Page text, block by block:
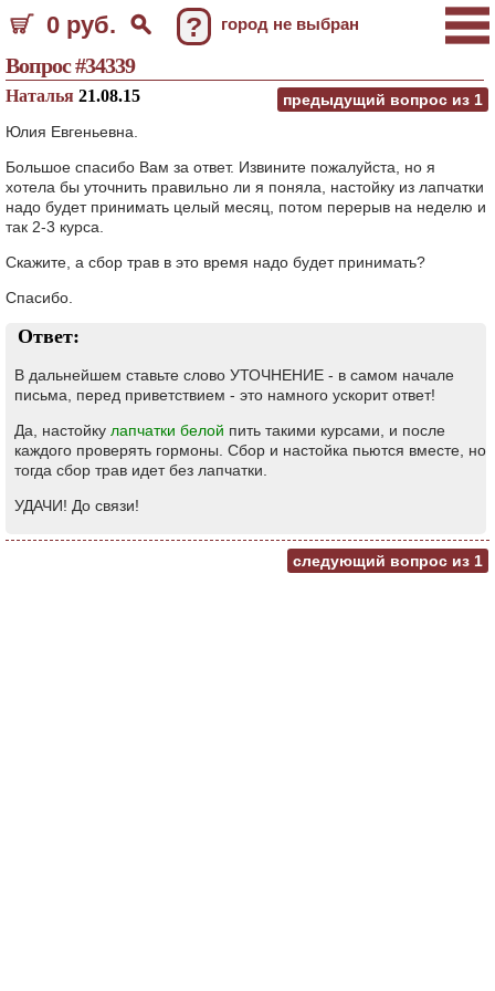
0 руб. ? город не выбран
Вопрос #34339
предыдущий вопрос из 1
Наталья 21.08.15
Юлия Евгеньевна.
Большое спасибо Вам за ответ. Извините пожалуйста, но я
хотела бы уточнить правильно ли я поняла, настойку из лапчатки
надо будет принимать целый месяц, потом перерыв на неделю и
так 2-3 курса.
Скажите, а сбор трав в это время надо будет принимать?
Спасибо.
Ответ:
В дальнейшем ставьте слово УТОЧНЕНИЕ - в самом начале
письма, перед приветствием - это намного ускорит ответ!
Да, настойку лапчатки белой пить такими курсами, и после
каждого проверять гормоны. Сбор и настойка пьются вместе, но
тогда сбор трав идет без лапчатки.
УДАЧИ! До связи!
следующий вопрос из 1